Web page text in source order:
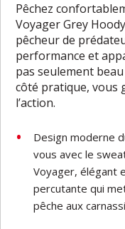
Pêchez
Voyager Grey
pêcheur de
performance et
pas seulement
côté pratique, vous
l’action.
Design moderne
vous avec le
Voyager, élégant
percutante qui
pêche aux